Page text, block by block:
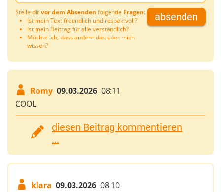
Stelle dirvor dem Absenden folgende Fragen:
Ist mein Text freundlich und respektvoll?
Ist mein Beitrag für alle verständlich?
Möchte ich, dass andere das über mich
wissen?
absenden
Romy 09.03.2026 08:11
COOL
diesen Beitrag kommentieren
...
klara 09.03.2026 08:10